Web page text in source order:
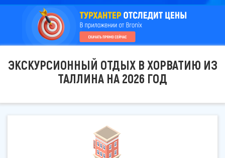
ЭКСКУРСИОННЫЙ ОТДЫХ В ХОРВАТИЮ ИЗ
ТАЛЛИНА НА 2026 ГОД